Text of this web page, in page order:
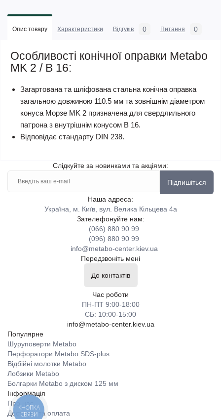
Опис товару Характеристики Відгуків 0 Питання 0
Особливості конічної оправки Metabo
MK 2 / B 16:
Загартована та шліфована стальна конічна оправка
загальною довжиною 110.5 мм та зовнішнім діаметром
конуса Морзе MK 2 призначена для свердлильного
патрона з внутрішнім конусом B 16.
Відповідає стандарту DIN 238.
Слідкуйте за новинками та акціями:
Підпишіться
Наша адреса:
Україна, м. Київ, вул. Велика Кільцева 4а
Зателефонуйте нам:
(066) 880 90 99
(096) 880 90 99
info@metabo-center.kiev.ua
Передзвоніть мені
До контактів
Час роботи
ПН-ПТ 9:00-18:00
СБ: 10:00-15:00
info@metabo-center.kiev.ua
Популярне
Шуруповерти Metabo
Перфоратори Metabo SDS-plus
Відбійні молотки Metabo
Лобзики Metabo
Болгарки Metabo з диском 125 мм
Інформація
Про нас
Доставка та оплата
КНОПКА
СВЯЗИ